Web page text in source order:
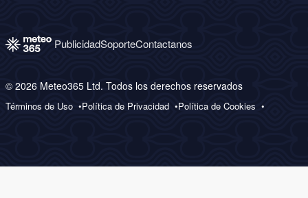
PublicidadSoporteContactanos
© 2026 Meteo365 Ltd. Todos los derechos reservados
Términos de Uso Política de Privacidad Política de Cookies